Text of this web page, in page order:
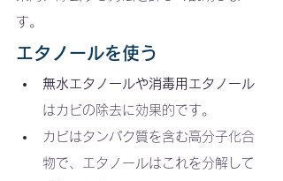
す。
エタノールを使う
無水エタノールや消毒用エタノール
はカビの除去に効果的です。
カビはタンパク質を含む高分子化合
物で、エタノールはこれを分解して